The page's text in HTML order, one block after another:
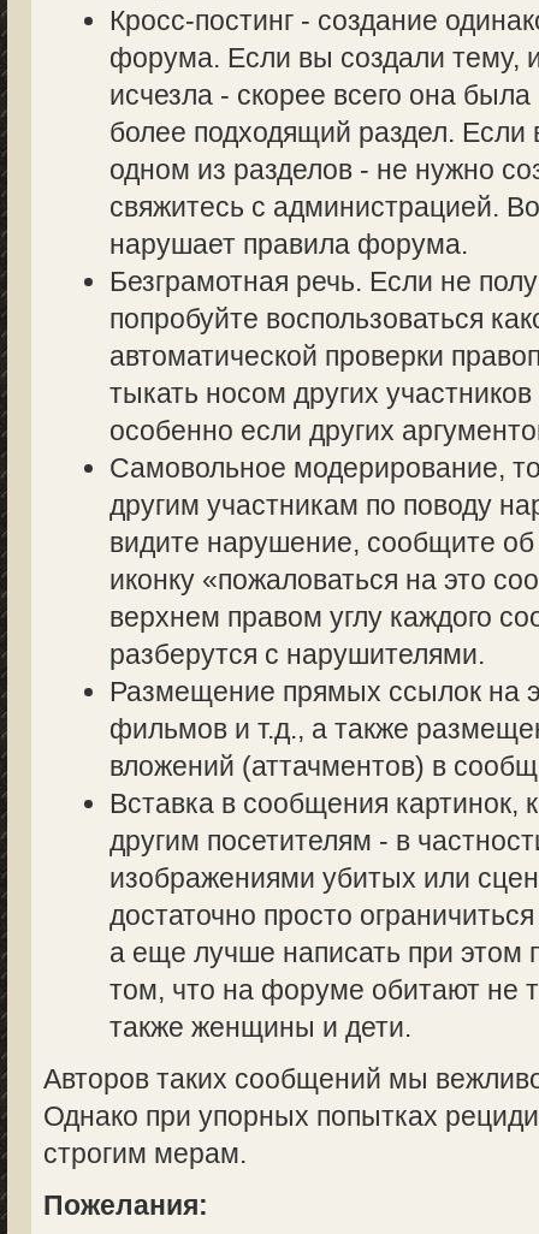
Кросс-постинг - создание
форума. Если вы создали тему,
исчезла - скорее всего она
более подходящий раздел.
одном из разделов - не нужно
свяжитесь с администрацией.
нарушает правила форума.
Безграмотная речь. Если не
попробуйте воспользоваться
автоматической проверки
тыкать носом других
особенно если других
Самовольное модерирование,
другим участникам по поводу
видите нарушение, сообщите
иконку «пожаловаться на это
верхнем правом углу каждого
разберутся с нарушителями.
Размещение прямых ссылок на
фильмов и т.д., а также
вложений (аттачментов) в
Вставка в сообщения картинок,
другим посетителям - в
изображениями убитых или
достаточно просто
а еще лучше написать при этом
том, что на форуме обитают не
также женщины и дети.
Авторов таких сообщений мы
Однако при упорных попытках
строгим мерам.
Пожелания: